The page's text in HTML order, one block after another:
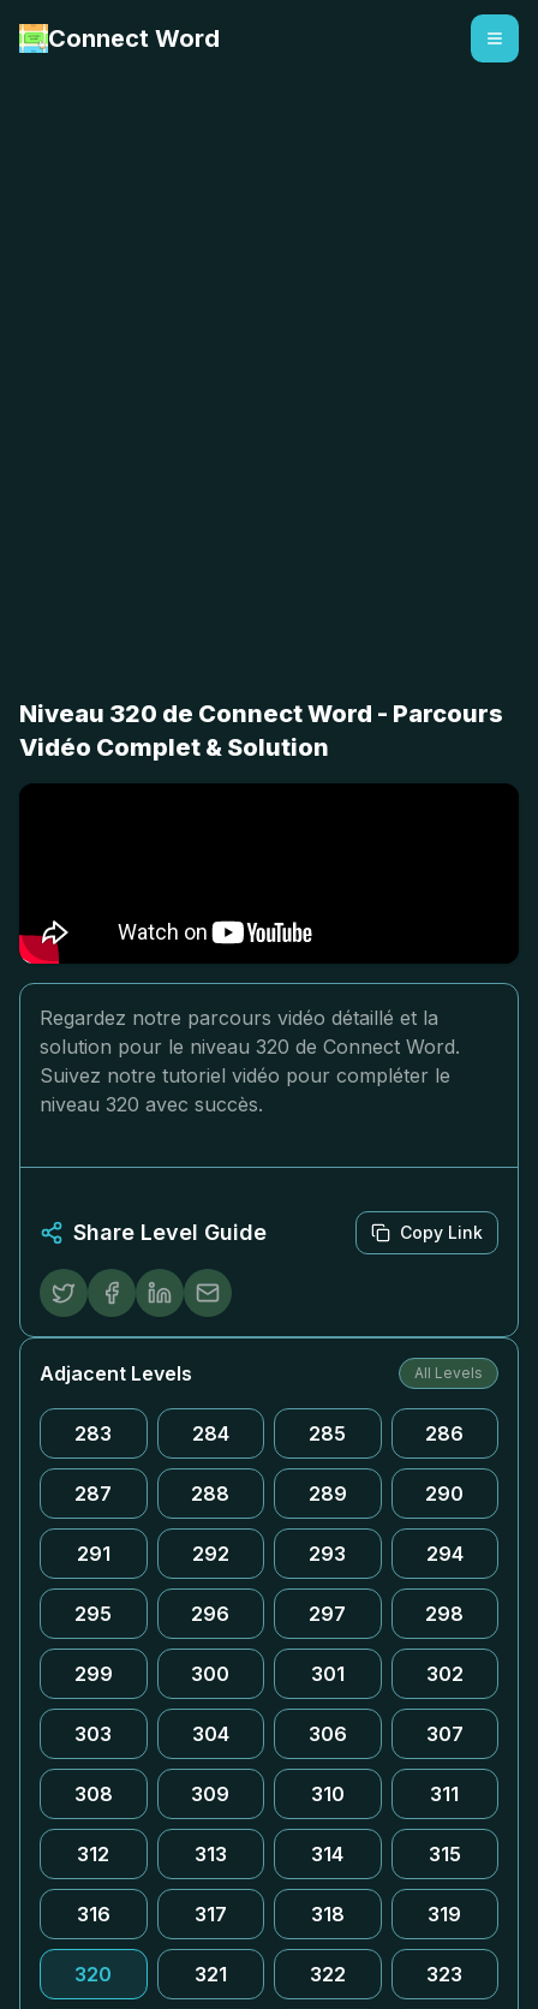
Connect Word
Niveau 320 de Connect Word - Parcours
Vidéo Complet & Solution
Regardez notre parcours vidéo détaillé et la
solution pour le niveau 320 de Connect Word.
Suivez notre tutoriel vidéo pour compléter le
niveau 320 avec succès.
Share Level Guide Copy Link
Adjacent Levels All Levels
283 284 285 286
287 288 289 290
291 292 293 294
295 296 297 298
299 300 301 302
303 304 306 307
308 309 310 311
312 313 314 315
316 317 318 319
320 321 322 323